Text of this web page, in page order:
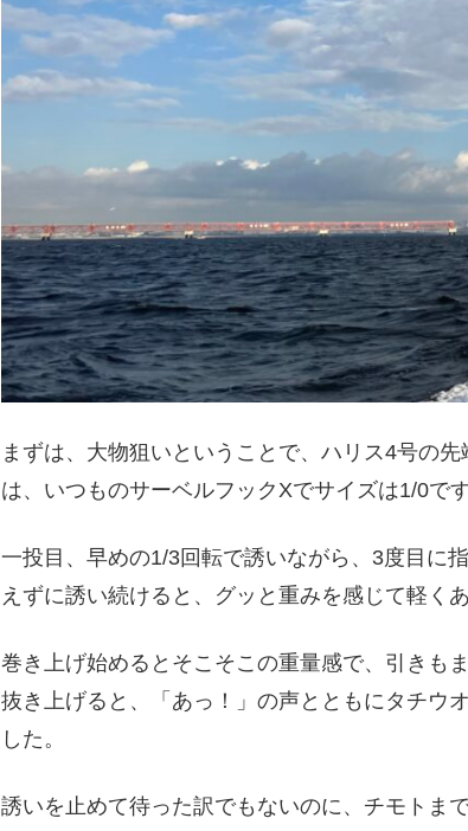
まずは、大物狙いということで、ハリス4号の
は、いつものサーベルフックXでサイズは1/0です
一投目、早めの1/3回転で誘いながら、3度目に
えずに誘い続けると、グッと重みを感じて軽くあ
巻き上げ始めるとそこそこの重量感で、引きも
抜き上げると、「あっ！」の声とともにタチウ
した。
誘いを止めて待った訳でもないのに、チモトま